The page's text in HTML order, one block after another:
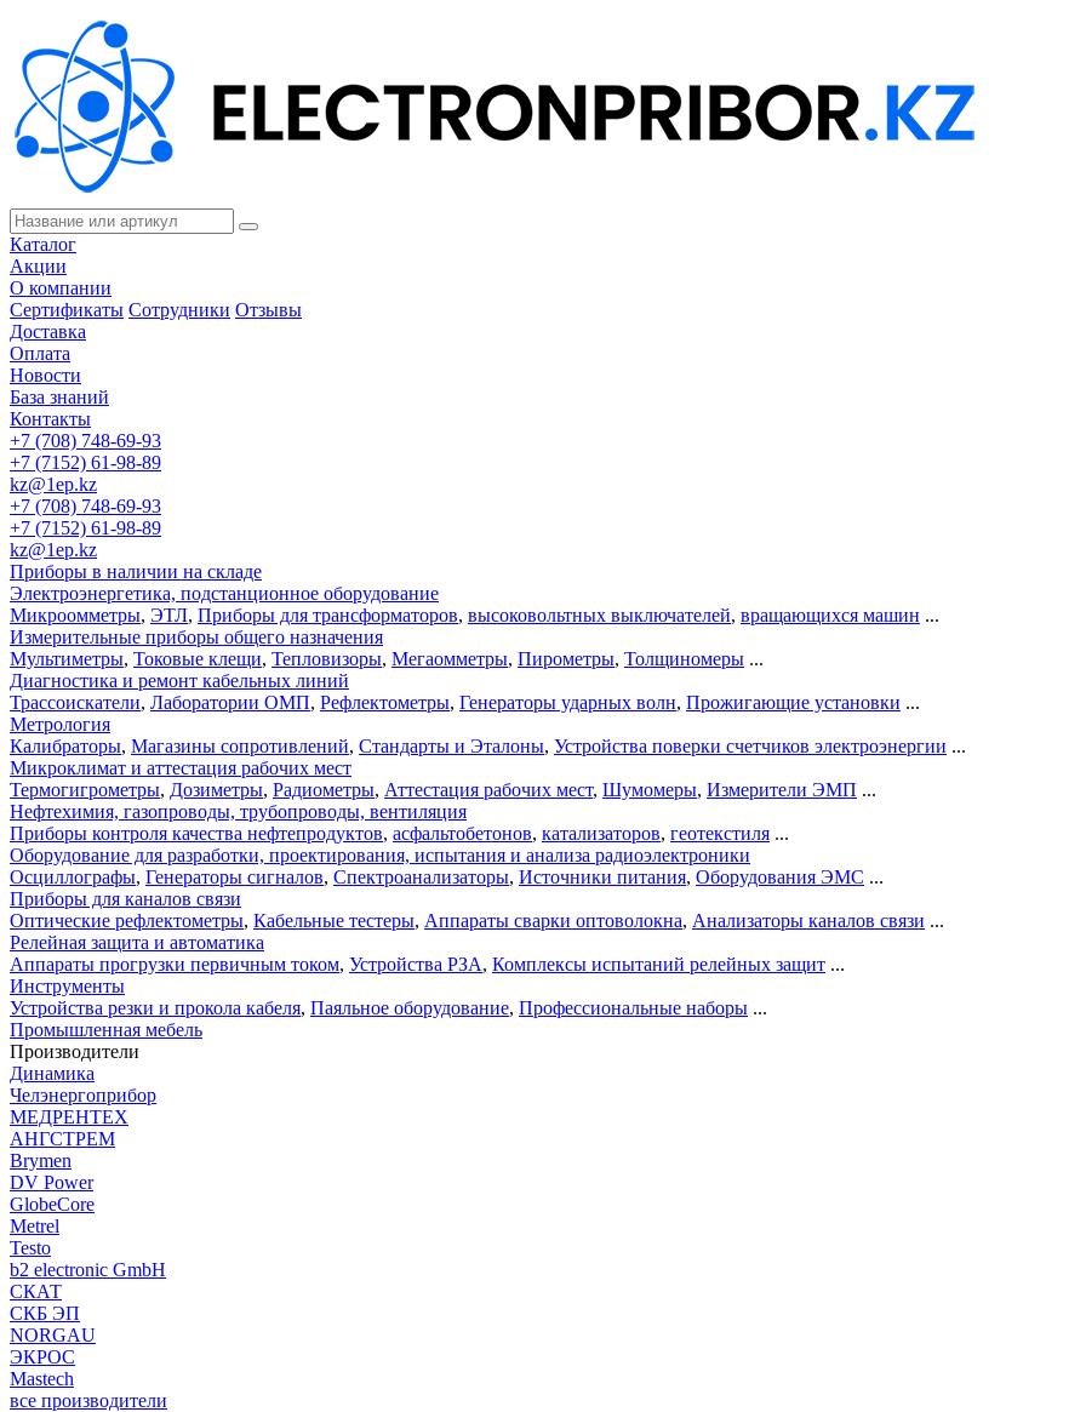
Каталог
Акции
О компании
Сертификаты Сотрудники Отзывы
Доставка
Оплата
Новости
База знаний
Контакты
+7 (708) 748-69-93
+7 (7152) 61-98-89
kz@1ep.kz
+7 (708) 748-69-93
+7 (7152) 61-98-89
kz@1ep.kz
Приборы в наличии на складе
Электроэнергетика, подстанционное оборудование
Микроомметры, ЭТЛ, Приборы для трансформаторов, высоковольтных выключателей, вращающихся машин ...
Измерительные приборы общего назначения
Мультиметры, Токовые клещи, Тепловизоры, Мегаомметры, Пирометры, Толщиномеры ...
Диагностика и ремонт кабельных линий
Трассоискатели, Лаборатории ОМП, Рефлектометры, Генераторы ударных волн, Прожигающие установки ...
Метрология
Калибраторы, Магазины сопротивлений, Стандарты и Эталоны, Устройства поверки счетчиков электроэнергии ...
Микроклимат и аттестация рабочих мест
Термогигрометры, Дозиметры, Радиометры, Аттестация рабочих мест, Шумомеры, Измерители ЭМП ...
Нефтехимия, газопроводы, трубопроводы, вентиляция
Приборы контроля качества нефтепродуктов, асфальтобетонов, катализаторов, геотекстиля ...
Оборудование для разработки, проектирования, испытания и анализа радиоэлектроники
Осциллографы, Генераторы сигналов, Спектроанализаторы, Источники питания, Оборудования ЭМС ...
Приборы для каналов связи
Оптические рефлектометры, Кабельные тестеры, Аппараты сварки оптоволокна, Анализаторы каналов связи ...
Релейная защита и автоматика
Аппараты прогрузки первичным током, Устройства РЗА, Комплексы испытаний релейных защит ...
Инструменты
Устройства резки и прокола кабеля, Паяльное оборудование, Профессиональные наборы ...
Промышленная мебель
Производители
Динамика
Челэнергоприбор
МЕДРЕНТЕХ
АНГСТРЕМ
Brymen
DV Power
GlobeCore
Metrel
Testo
b2 electronic GmbH
СКАТ
СКБ ЭП
NORGAU
ЭКРОС
Mastech
все производители